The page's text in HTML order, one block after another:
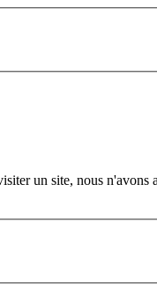
un site, nous